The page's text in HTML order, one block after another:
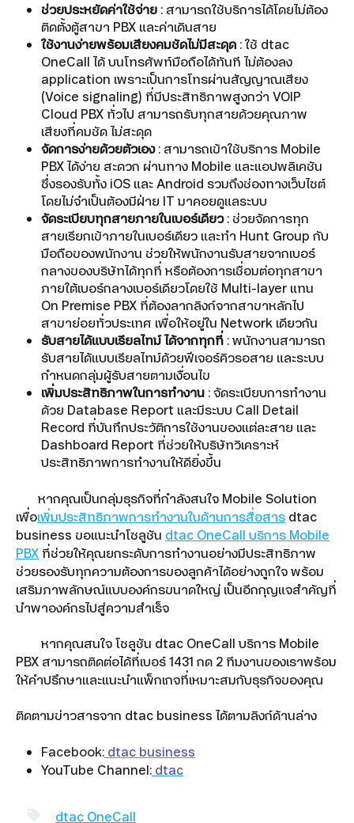
ช่วยประหยัดค่าใช้จ่าย : สามารถใช้บริการได้โดยไม่ต้อง
ติดตั้งตู้สาขา PBX และค่าเดินสาย
ใช้งานง่ายพร้อมเสียงคมชัดไม่มีสะดุด : ใช้ dtac
OneCall ได้ บนโทรศัพท์มือถือได้ทันที ไม่ต้องลง
application เพราะเป็นการโทรผ่านสัญญาณเสียง
(Voice signaling) ที่มีประสิทธิภาพสูงกว่า VOIP
Cloud PBX ทั่วไป สามารถรับทุกสายด้วยคุณภาพ
เสียงที่คมชัด ไม่สะดุด
จัดการง่ายด้วยตัวเอง: สามารถเข้าใช้บริการ Mobile
PBX ได้ง่าย สะดวก ผ่านทาง Mobile และแอปพลิเคชัน
ซึ่งรองรับทั้ง iOS และ Android รวมถึงช่องทางเว็บไซต์
โดยไม่จำเป็นต้องมีฝ่าย IT มาคอยดูแลระบบ
จัดระเบียบทุกสายภายในเบอร์เดียว: ช่วยจัดการทุก
สายเรียกเข้าภายในเบอร์เดียว และทำ Hunt Group กับ
มือถือของพนักงาน ช่วยให้พนักงานรับสายจากเบอร์
กลางของบริษัทได้ทุกที่ หรือต้องการเชื่อมต่อทุกสาขา
ภายใต้เบอร์กลางเบอร์เดียวโดยใช้ Multi-layer แทน
On Premise PBX ที่ต้องลากลิงก์จากสาขาหลักไป
สาขาย่อยทั่วประเทศ เพื่อให้อยู่ใน Network เดียวกัน
รับสายได้แบบเรียลไทม์ ได้จากทุกที่ : พนักงานสามารถ
รับสายได้แบบเรียลไทม์ด้วยฟีเจอร์คิวรอสาย และระบบ
กำหนดกลุ่มผู้รับสายตามเงื่อนไข
เพิ่มประสิทธิภาพในการทำงาน : จัดระเบียบการทำงาน
ด้วย Database Report และมีระบบ Call Detail
Record ที่บันทึกประวัติการใช้งานของแต่ละสาย และ
Dashboard Report ที่ช่วยให้บริษัทวิเคราะห์
ประสิทธิภาพการทำงานให้ดียิ่งขึ้น
หากคุณเป็นกลุ่มธุรกิจที่กำลังสนใจ Mobile Solution
เพื่อเพิ่มประสิทธิภาพการทำงานในด้านการสื่อสาร dtac
business ขอแนะนำโซลูชัน dtac OneCall บริการ Mobile
PBX ที่ช่วยให้คุณยกระดับการทำงานอย่างมีประสิทธิภาพ
ช่วยรองรับทุกความต้องการของลูกค้าได้อย่างถูกใจ พร้อม
เสริมภาพลักษณ์แบบองค์กรขนาดใหญ่ เป็นอีกกุญแจสำคัญที่
นำพาองค์กรไปสู่ความสำเร็จ
หากคุณสนใจ โซลูชัน dtac OneCall บริการ Mobile
PBX สามารถติดต่อได้ที่เบอร์ 1431 กด 2 ทีมงานของเราพร้อม
ให้คำปรึกษาและแนะนำแพ็กเกจที่เหมาะสมกับธุรกิจของคุณ
ติดตามข่าวสารจาก dtac business ได้ตามลิงก์ด้านล่าง
Facebook: dtac business
YouTube Channel: dtac
dtac OneCall